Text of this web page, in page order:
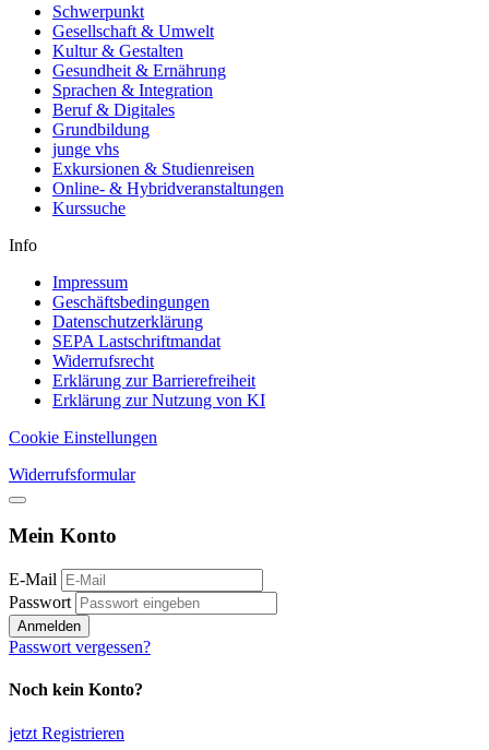
Schwerpunkt
Gesellschaft & Umwelt
Kultur & Gestalten
Gesundheit & Ernährung
Sprachen & Integration
Beruf & Digitales
Grundbildung
junge vhs
Exkursionen & Studienreisen
Online- & Hybridveranstaltungen
Kurssuche
Info
Impressum
Geschäftsbedingungen
Datenschutzerklärung
SEPA Lastschriftmandat
Widerrufsrecht
Erklärung zur Barrierefreiheit
Erklärung zur Nutzung von KI
Cookie Einstellungen
Widerrufsformular
Mein Konto
E-Mail
Passwort
Anmelden
Passwort vergessen?
Noch kein Konto?
jetzt Registrieren